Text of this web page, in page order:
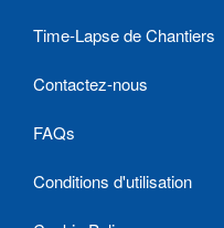
Time-Lapse de Chantiers
Contactez-nous
FAQs
Conditions d'utilisation